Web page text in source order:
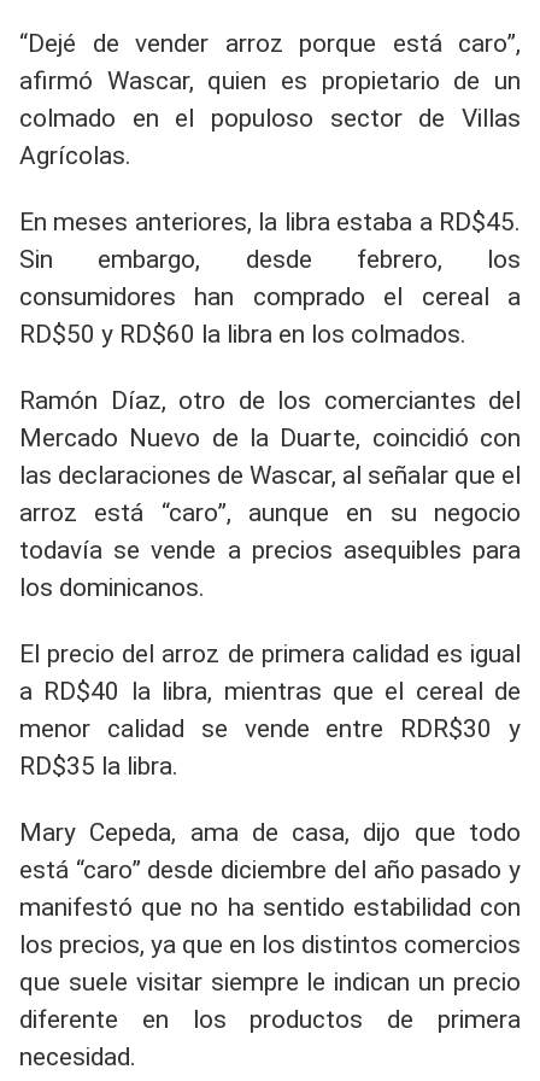
“Dejé de vender arroz porque está caro”,
afirmó Wascar, quien es propietario de un
colmado en el populoso sector de Villas
Agrícolas.
En meses anteriores, la libra estaba a RD$45.
Sin embargo, desde febrero, los
consumidores han comprado el cereal a
RD$50 y RD$60 la libra en los colmados.
Ramón Díaz, otro de los comerciantes del
Mercado Nuevo de la Duarte, coincidió con
las declaraciones de Wascar, al señalar que el
arroz está “caro”, aunque en su negocio
todavía se vende a precios asequibles para
los dominicanos.
El precio del arroz de primera calidad es igual
a RD$40 la libra, mientras que el cereal de
menor calidad se vende entre RDR$30 y
RD$35 la libra.
Mary Cepeda, ama de casa, dijo que todo
está “caro” desde diciembre del año pasado y
manifestó que no ha sentido estabilidad con
los precios, ya que en los distintos comercios
que suele visitar siempre le indican un precio
diferente en los productos de primera
necesidad.